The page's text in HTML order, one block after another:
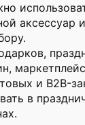
аксессуар
и B2B-
в